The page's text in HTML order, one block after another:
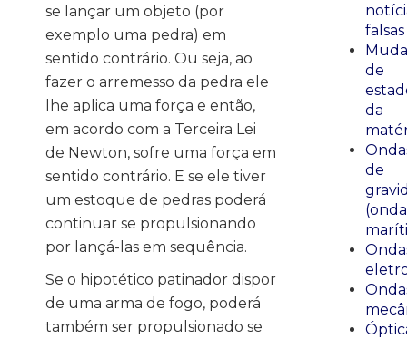
se lançar um objeto (por
exemplo uma pedra) em
sentido contrário. Ou seja, ao
fazer o arremesso da pedra ele
lhe aplica uma força e então,
em acordo com a Terceira Lei
de Newton, sofre uma força em
sentido contrário. E se ele tiver
um estoque de pedras poderá
continuar se propulsionando
por lançá-las em sequência.
Se o hipotético patinador dispor
de uma arma de fogo, poderá
também ser propulsionado se
falsas
de
da
de